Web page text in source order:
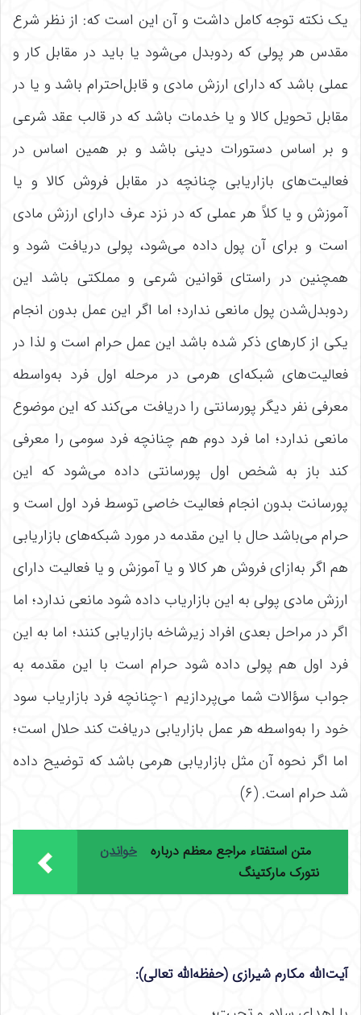
یک نکته توجه کامل داشت و آن این است که: از نظر شرع
مقدس هر پولی که ردوبدل می‌شود یا باید در مقابل کار و
عملی باشد که دارای ارزش مادی و قابل‌احترام باشد و یا در
مقابل تحویل کالا و یا خدمات باشد که در قالب عقد شرعی
و بر اساس دستورات دینی باشد و بر همین اساس در
فعالیت‌های بازاریابی چنانچه در مقابل فروش کالا و یا
آموزش و یا کلاً هر عملی که در نزد عرف دارای ارزش مادی
است و برای آن پول داده می‌شود، پولی دریافت شود و
همچنین در راستای قوانین شرعی و مملکتی باشد این
ردوبدل‌شدن پول مانعی ندارد؛ اما اگر این عمل بدون انجام
یکی از کارهای ذکر شده باشد این عمل حرام است و لذا در
فعالیت‌های شبکه‌ای هرمی در مرحله اول فرد به‌واسطه
معرفی نفر دیگر پورسانتی را دریافت می‌کند که این موضوع
مانعی ندارد؛ اما فرد دوم هم چنانچه فرد سومی را معرفی
کند باز به شخص اول پورسانتی داده می‌شود که این
پورسانت بدون انجام فعالیت خاصی توسط فرد اول است و
حرام می‌باشد حال با این مقدمه در مورد شبکه‌های بازاریابی
هم اگر به‌ازای فروش هر کالا و یا آموزش و یا فعالیت دارای
ارزش مادی پولی به این بازاریاب داده شود مانعی ندارد؛ اما
اگر در مراحل بعدی افراد زیرشاخه بازاریابی کنند؛ اما به این
فرد اول هم پولی داده شود حرام است با این مقدمه به
جواب سؤالات شما می‌پردازیم ۱-چنانچه فرد بازاریاب سود
خود را به‌واسطه هر عمل بازاریابی دریافت کند حلال است؛
اما اگر نحوه آن مثل بازاریابی هرمی باشد که توضیح داده
شد حرام است. (۶)
خواندن
متن استفتاء مراجع معظم درباره
نتورک مارکتینگ
آیت‌الله مکارم شیرازی (حفظه‌الله تعالی):